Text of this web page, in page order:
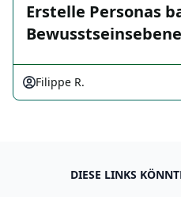
Erstelle Personas
Filippe R.
DIESE LINKS